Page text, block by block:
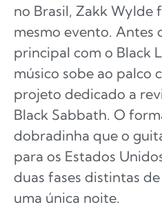
no Brasil, Zakk Wylde
mesmo evento. Antes
principal com o Black
músico sobe ao palco
projeto dedicado a
Black Sabbath. O
dobradinha que o
para os Estados
duas fases distintas
uma única noite.